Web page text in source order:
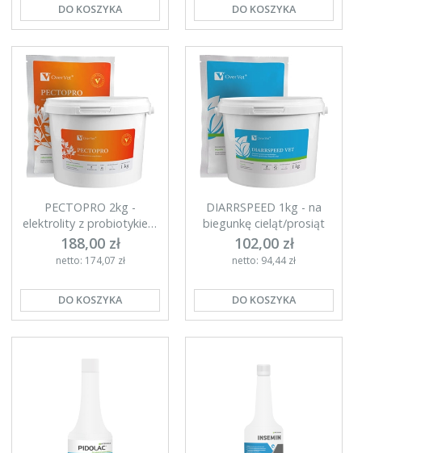
DO KOSZYKA DO KOSZYKA
PECTOPRO 2kg -
elektrolity z probiotykiem
dla cieląt
188,00 zł
netto: 174,07 zł
DO KOSZYKA
DIARRSPEED 1kg - na
biegunkę cieląt/prosiąt
102,00 zł
netto: 94,44 zł
DO KOSZYKA